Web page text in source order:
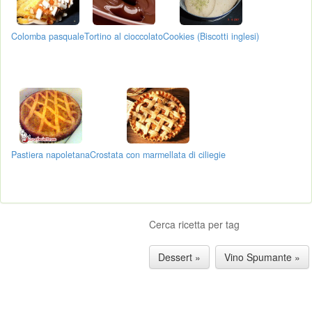
Colomba pasqualeTortino al cioccolatoCookies (Biscotti inglesi)
Pastiera napoletanaCrostata con marmellata di ciliegie
Cerca ricetta per tag
Dessert » Vino Spumante »